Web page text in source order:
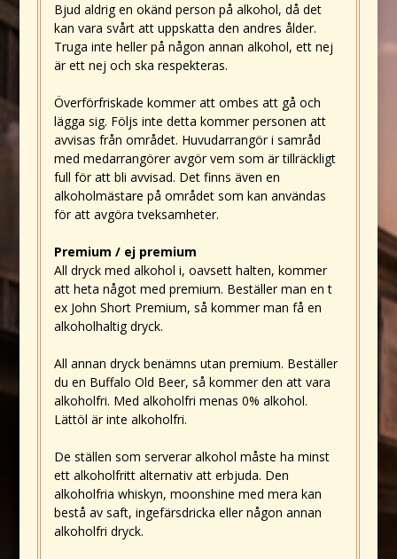
Bjud aldrig en okänd person på alkohol, då det
kan vara svårt att uppskatta den andres ålder.
Truga inte heller på någon annan alkohol, ett nej
är ett nej och ska respekteras.
Överförfriskade kommer att ombes att gå och
lägga sig. Följs inte detta kommer personen att
avvisas från området. Huvudarrangör i samråd
med medarrangörer avgör vem som är tillräckligt
full för att bli avvisad. Det finns även en
alkoholmästare på området som kan användas
för att avgöra tveksamheter.
Premium / ej premium
All dryck med alkohol i, oavsett halten, kommer
att heta något med premium. Beställer man en t
ex John Short Premium, så kommer man få en
alkoholhaltig dryck.
All annan dryck benämns utan premium. Beställer
du en Buffalo Old Beer, så kommer den att vara
alkoholfri. Med alkoholfri menas 0% alkohol.
Lättöl är inte alkoholfri.
De ställen som serverar alkohol måste ha minst
ett alkoholfritt alternativ att erbjuda. Den
alkoholfria whiskyn, moonshine med mera kan
bestå av saft, ingefärsdricka eller någon annan
alkoholfri dryck.